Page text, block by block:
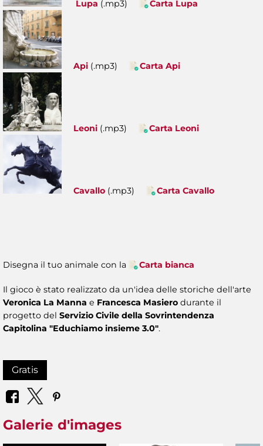
Lupa (.mp3) Carta Lupa
Api (.mp3) Carta Api
Leoni (.mp3) Carta Leoni
Cavallo (.mp3) Carta Cavallo
Disegna il tuo animale con la Carta bianca
Il gioco è stato realizzato da un'idea delle storiche dell'arte
Veronica La Manna e Francesca Masiero durante il
progetto del Servizio Civile della Sovrintendenza
Capitolina "Educhiamo insieme 3.0".
Gratis
Galerie d'images